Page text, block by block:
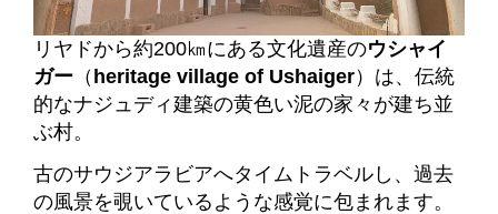
リヤドから約200㎞にある文化遺産のウシャイ
ガー （ heritage village of Ushaiger）は、伝統
的なナジュディ建築の黄色い泥の家々が建ち並
ぶ村。
古のサウジアラビアへタイムトラベルし、過去
の風景を覗いているような感覚に包まれます。